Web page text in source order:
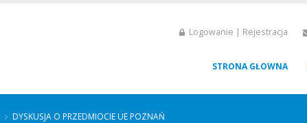
Logowanie | Rejestracja
STRONA GŁOWNA
DYSKUSJA O PRZEDMIOCIE UE POZNAŃ